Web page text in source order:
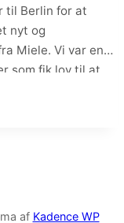
til Berlin for at
nyt og
Miele. Vi var en
som fik lov til at
den
af Kadence WP